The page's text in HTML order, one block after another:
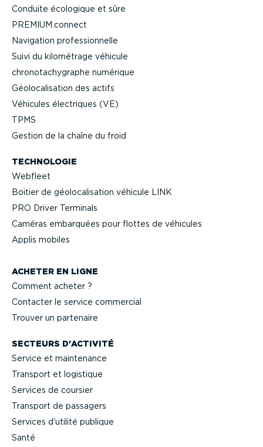
Conduite écologique et sûre
PREMIUM.connect
Navigation profes­sion­nelle
Suivi du kilométrage véhicule
chrono­ta­chy­graphe numérique
Géolo­ca­li­sation des actifs
Véhicules électriques (VE)
TPMS
Gestion de la chaîne du froid
TECHNOLOGIE
Webfleet
Boitier de géolo­ca­li­sation véhicule LINK
PRO Driver Terminals
Caméras embarquées pour flottes de véhicules
Applis mobiles
ACHETER EN LIGNE
Comment acheter ?
Contacter le service commercial
Trouver un partenaire
SECTEURS D'ACTIVITÉ
Service et maintenance
Transport et logistique
Services de coursier
Transport de passagers
Services d'utilité publique
Santé